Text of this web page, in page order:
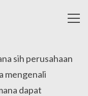
sih perusahaan
mengenali
dapat